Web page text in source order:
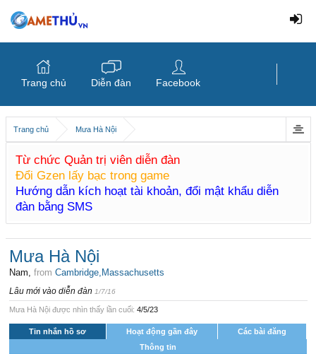
Trang chủ Mưa Hà Nội
Từ chức Quản trị viên diễn đàn
Đổi Gzen lấy bạc trong game
Hướng dẫn kích hoạt tài khoản, đổi mật khẩu diễn
đàn bằng SMS
Mưa Hà Nội
Nam, from Cambridge,Massachusetts
Lâu mới vào diễn đàn 1/7/16
Mưa Hà Nội được nhìn thấy lần cuối: 4/5/23
Tin nhắn hồ sơ Hoạt động gần đây
Các bài đăng
Thông tin
Trang chủ Diễn đàn Facebook